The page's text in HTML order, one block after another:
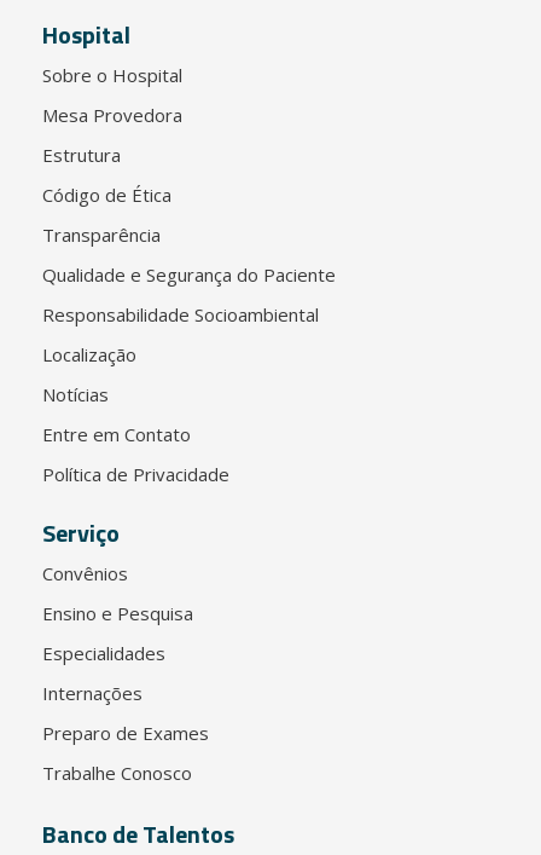
Hospital
Sobre o Hospital
Mesa Provedora
Estrutura
Código de Ética
Transparência
Qualidade e Segurança do Paciente
Responsabilidade Socioambiental
Localização
Notícias
Entre em Contato
Política de Privacidade
Serviço
Convênios
Ensino e Pesquisa
Especialidades
Internações
Preparo de Exames
Trabalhe Conosco
Banco de Talentos